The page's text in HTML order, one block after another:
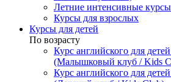
Летние интенсивные
Курсы для взрослых
Курсы для детей
По возрасту
Курс английского для
(Малышковый клуб / Kids
Курс английского для